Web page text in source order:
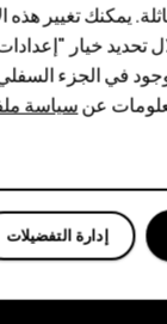
يمكنك تغيير
تحديد خيار
في الجزء
عنسياسة
إدارة التفضيلات